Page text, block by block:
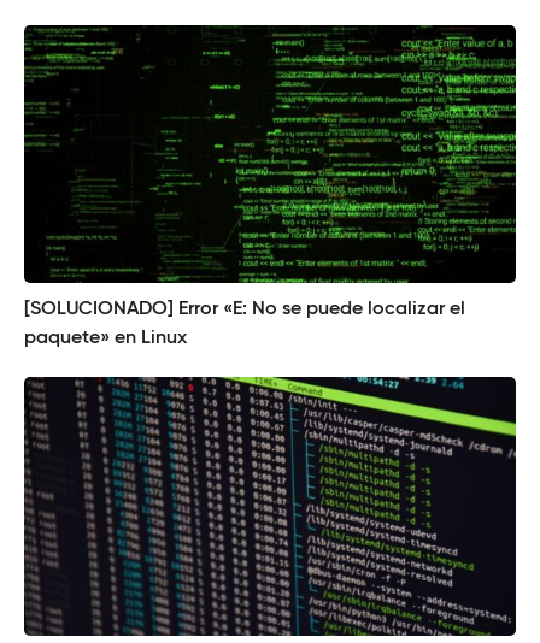
[SOLUCIONADO] Error «E: No se puede localizar el
paquete» en Linux